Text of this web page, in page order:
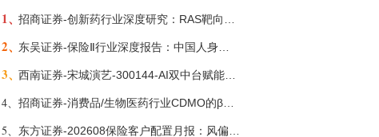
1、
2、
3、
4、
5、